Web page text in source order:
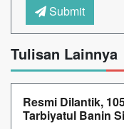
Submit
Tulisan Lainnya
Resmi Dilantik,
Tarbiyatul Banin